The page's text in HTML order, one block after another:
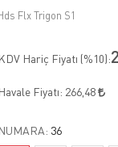
Flx Trigon S1
KDV Hariç Fiyatı (%10):
Havale Fiyatı: 266,48
NUMARA: 36